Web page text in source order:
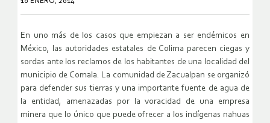
En uno más de los casos que empiezan a ser endémicos en
México, las autoridades estatales de Colima parecen ciegas y
sordas ante los reclamos de los habitantes de una localidad del
municipio de Comala. La comunidad de Zacualpan se organizó
para defender sus tierras y una importante fuente de agua de
la entidad, amenazadas por la voracidad de una empresa
minera que lo único que puede ofrecer a los indígenas nahuas